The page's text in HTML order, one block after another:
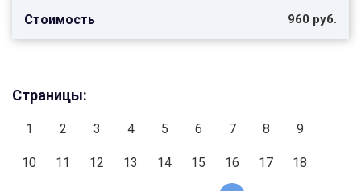
960 руб.
Страницы:
1 2 3 4 5 6 7 8 9
10 11 12 13 14 15 16 17 18